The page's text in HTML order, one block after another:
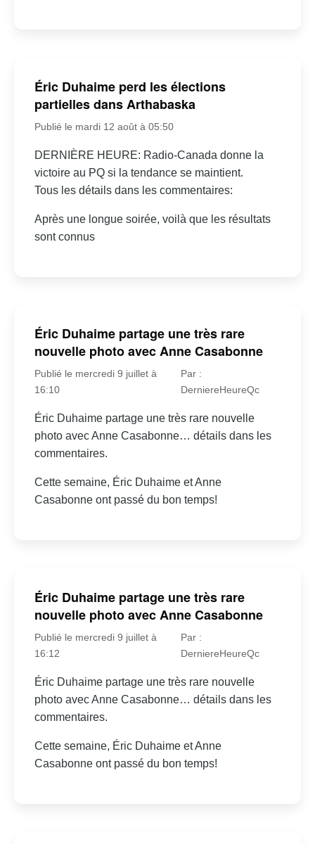
Éric Duhaime perd les élections
partielles dans Arthabaska
Publié le mardi 12 août à 05:50
DERNIÈRE HEURE: Radio-Canada donne la
victoire au PQ si la tendance se maintient.
Tous les détails dans les commentaires:
Après une longue soirée, voilà que les résultats
sont connus
Éric Duhaime partage une très rare
nouvelle photo avec Anne Casabonne
Publié le mercredi 9 juillet à
16:10
Par :
DerniereHeureQc
Éric Duhaime partage une très rare nouvelle
photo avec Anne Casabonne… détails dans les
commentaires.
Cette semaine, Éric Duhaime et Anne
Casabonne ont passé du bon temps!
Éric Duhaime partage une très rare
nouvelle photo avec Anne Casabonne
Publié le mercredi 9 juillet à
16:12
Par :
DerniereHeureQc
Éric Duhaime partage une très rare nouvelle
photo avec Anne Casabonne… détails dans les
commentaires.
Cette semaine, Éric Duhaime et Anne
Casabonne ont passé du bon temps!